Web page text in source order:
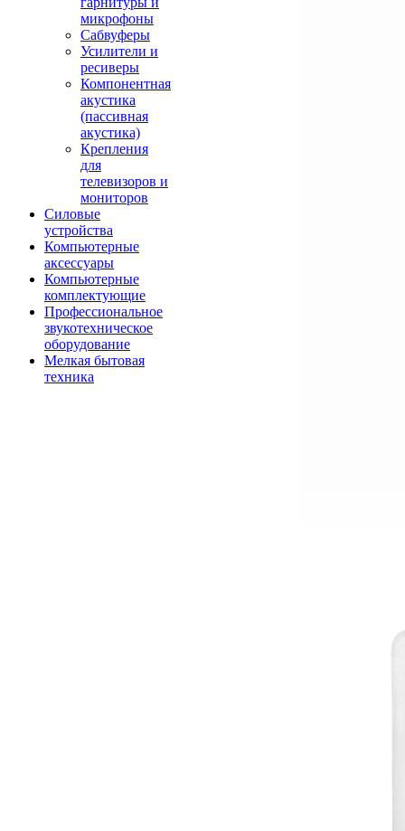
микрофоны
Сабвуферы
Усилители и
ресиверы
Компонентная
акустика
(пассивная
акустика)
Крепления
для
телевизоров и
мониторов
Силовые
устройства
Компьютерные
аксессуары
Компьютерные
комплектующие
Профессиональное
звукотехническое
оборудование
Мелкая бытовая
техника